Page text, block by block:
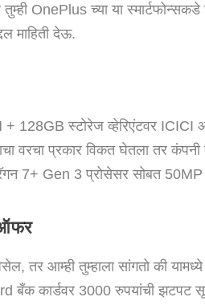
OnePlus च्या या
माहिती देऊ.
+ 128GB स्टोरेज व्हेरिएंटवर
वरचा प्रकार विकत घेतला तर कंपनी
7+ Gen 3 प्रोसेसर सोबत
तर आम्ही तुम्हाला सांगतो की यामध्ये
बँक कार्डवर 3000 रुपयांची झटपट